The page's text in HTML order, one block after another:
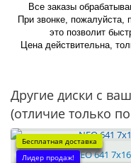
Все заказы
При звонке, пожалуйста,
это позволит
Цена действительна,
Другие диски с
(отличие только
Бесплатная доставка
Лидер продаж!NEO 641